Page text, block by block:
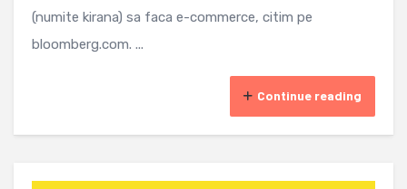
(numite kirana) sa faca e-commerce, citim pe
bloomberg.com. ...
Continue reading